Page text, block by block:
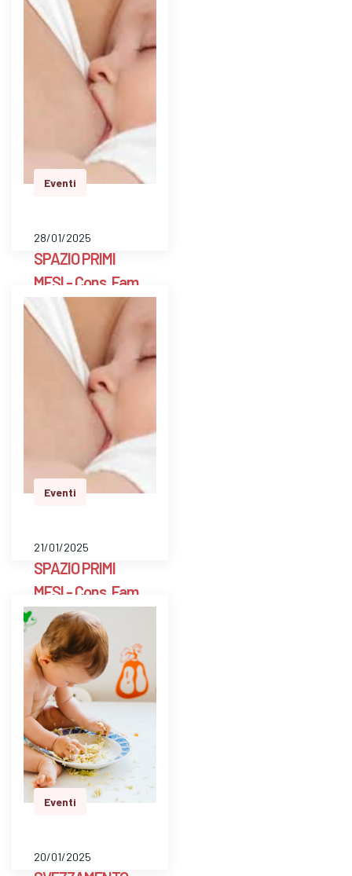
Eventi
28/01/2025
SPAZIO PRIMI
MESI - Cons. Fam.
Scarpellini BG
E' uno spazio aperto
a libero accesso
settimanale con un ’
ostetrica e una
psicologa perinatale
per pesare il bambino
e avere risposte a
dom…
Eventi
21/01/2025
SPAZIO PRIMI
MESI - Cons. Fam.
Scarpellini BG
E' uno spazio aperto
a libero accesso
settimanale con un ’
ostetrica e una
psicologa perinatale
per pesare il bambino
e avere risposte a
dom…
Eventi
20/01/2025